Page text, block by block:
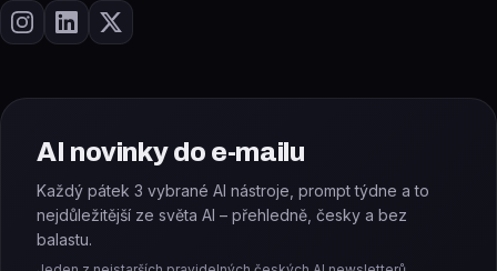
AI novinky do e-mailu
Každý pátek 3 vybrané AI nástroje, prompt týdne a to
nejdůležitější ze světa AI – přehledně, česky a bez
balastu.